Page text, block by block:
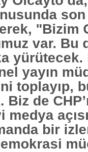
son
"Bizim
var. Bu
yayın
toplayıp,
Biz de
bir